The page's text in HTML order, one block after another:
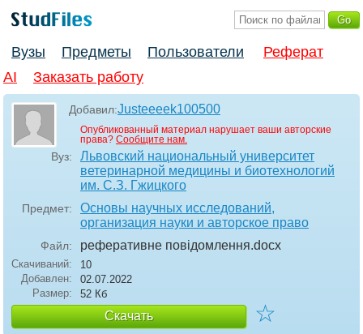
Вузы Предметы Пользователи
Реферат
AI
Заказать работу
Добавил:Justeeeek100500
Опубликованный материал нарушает ваши авторские
права? Сообщите нам.
Вуз:
Львовский национальный университет
ветеринарной медицины и биотехнологий
им. С.З. Гжицкого
Предмет:
Основы научных исследований,
организация науки и авторское право
Файл: реферативне повідомлення.docx
Скачиваний:
10
Добавлен:
02.07.2022
Размер:
52 Кб
Скачать ☆